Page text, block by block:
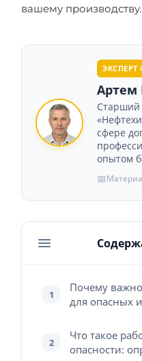
вашему производству.
ЭКСПЕРТ
Артем
Старший
сфере
опытом
📅
1
Почему
для опасных
2
Что такое
опасности: